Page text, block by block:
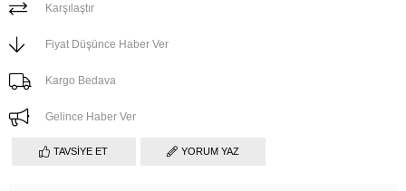
Karşılaştır
Fiyat Düşünce Haber Ver
Kargo Bedava
Gelince Haber Ver
TAVSIYE ET YORUM YAZ